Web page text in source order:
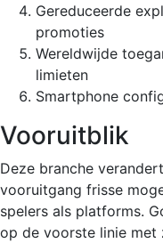
Gereduceerde
promoties
Wereldwijde
limieten
Smartphone
Vooruitblik
Deze branche
vooruitgang frisse
spelers als platforms.
op de voorste linie met